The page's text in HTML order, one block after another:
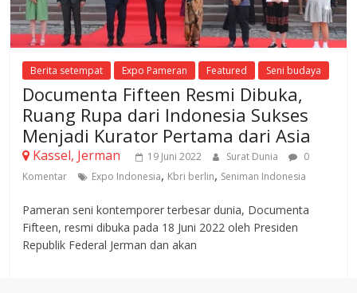
Berita setempat Expo Pameran Featured Seni budaya
Documenta Fifteen Resmi Dibuka,
Ruang Rupa dari Indonesia Sukses
Menjadi Kurator Pertama dari Asia
Kassel, Jerman 19 Juni 2022 Surat Dunia
0
Komentar
Expo Indonesia, Kbri berlin, Seniman Indonesia
Pameran seni kontemporer terbesar dunia, Documenta
Fifteen, resmi dibuka pada 18 Juni 2022 oleh Presiden
Republik Federal Jerman dan akan